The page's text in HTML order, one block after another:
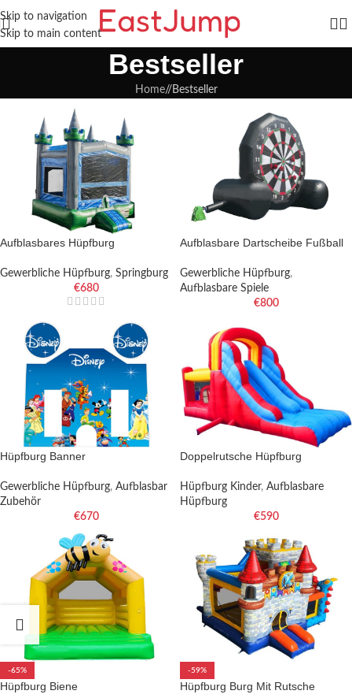
Skip to navigation
Skip to main content
Bestseller
Home/ Bestseller
Aufblasbares Hüpfburg
Gewerbliche Hüpfburg, Springburg
€680
Aufblasbare Dartscheibe Fußball
Gewerbliche Hüpfburg,
Aufblasbare Spiele
€800
Hüpfburg Banner
Gewerbliche Hüpfburg, Aufblasbar
Zubehör
€670
Doppelrutsche Hüpfburg
Hüpfburg Kinder, Aufblasbare
Hüpfburg
€590
-65%
Hüpfburg Biene
-59%
Hüpfburg Burg Mit Rutsche